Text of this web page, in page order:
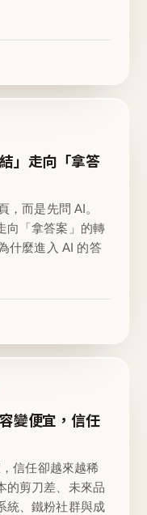
」走向「拿答
，而是先問 AI。
向「拿答案」的轉
什麼進入 AI 的答
變便宜，信任
信任卻越來越稀
的剪刀差、未來品
統、鐵粉社群與成